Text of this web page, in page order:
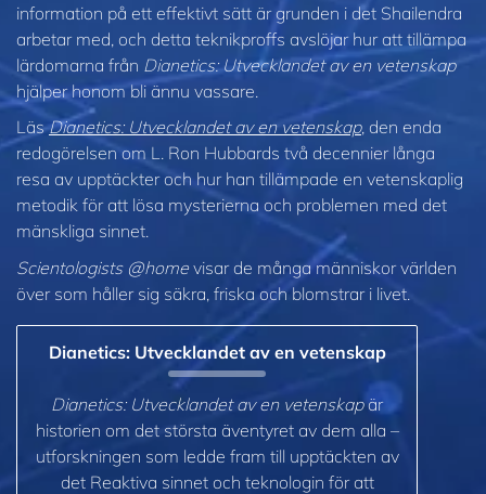
information på ett effektivt sätt är grunden i det Shailendra
arbetar med, och detta teknikproffs avslöjar hur att tillämpa
lärdomarna från Dianetics: Utvecklandet av en vetenskap
hjälper honom bli ännu vassare.
LäsDianetics: Utvecklandet av en vetenskap, den enda
redogörelsen om L. Ron Hubbards två decennier långa
resa av upptäckter och hur han tillämpade en vetenskaplig
metodik för att lösa mysterierna och problemen med det
mänskliga sinnet.
Scientologists @home visar de många människor världen
över som håller sig säkra, friska och blomstrar i livet.
Dianetics: Utvecklandet av en vetenskap
Dianetics: Utvecklandet av en vetenskapär
historien om det största äventyret av dem alla –
utforskningen som ledde fram till upptäckten av
det Reaktiva sinnet och teknologin för att